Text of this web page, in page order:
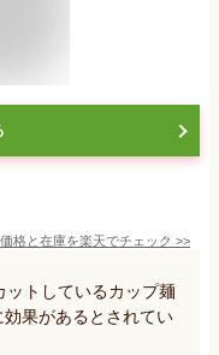
価格と在庫を楽天でチェック >>
ットしているカップ麺
効果があるとされてい